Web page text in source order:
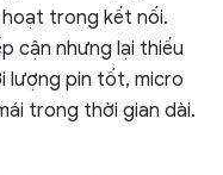
trong kết nối.
cận nhưng lại thiếu
lượng pin tốt, micro
trong thời gian dài.